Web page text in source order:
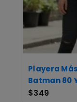
Playera
Batman 80
$349